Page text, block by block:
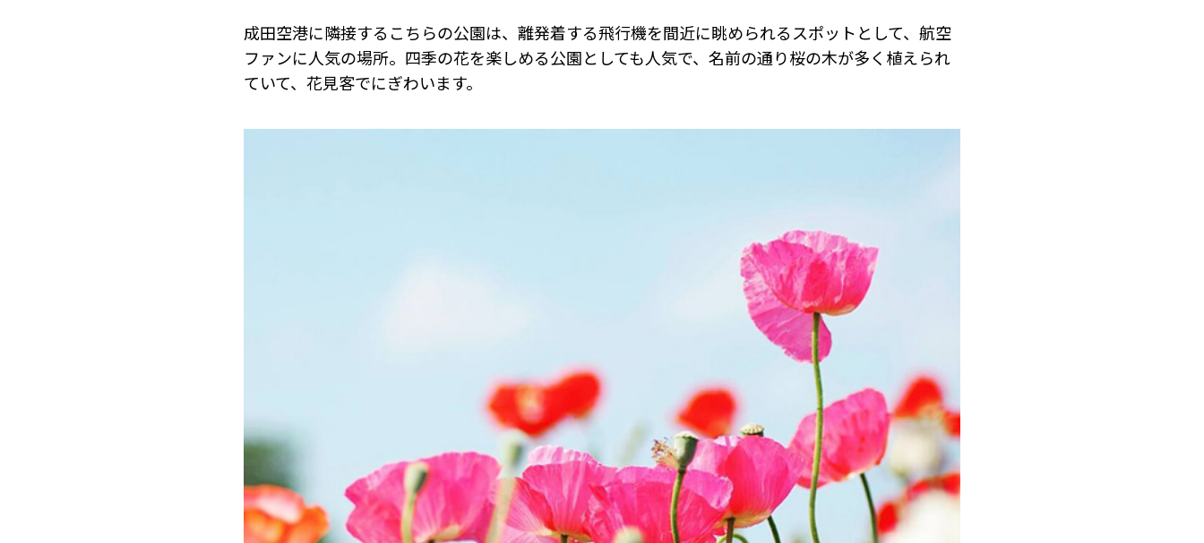
成田空港に隣接するこちらの公園は、離発着する飛行機を間近に眺められるスポットとして、航空
ファンに人気の場所。四季の花を楽しめる公園としても人気で、名前の通り桜の木が多く植えられ
ていて、花見客でにぎわいます。